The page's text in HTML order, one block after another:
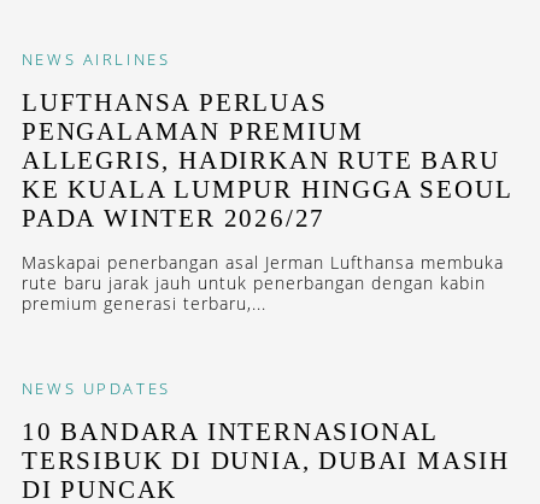
NEWS AIRLINES
LUFTHANSA PERLUAS
PENGALAMAN PREMIUM
ALLEGRIS, HADIRKAN RUTE BARU
KE KUALA LUMPUR HINGGA SEOUL
PADA WINTER 2026/27
Maskapai penerbangan asal Jerman Lufthansa membuka
rute baru jarak jauh untuk penerbangan dengan kabin
premium generasi terbaru,...
NEWS UPDATES
10 BANDARA INTERNASIONAL
TERSIBUK DI DUNIA, DUBAI MASIH
DI PUNCAK